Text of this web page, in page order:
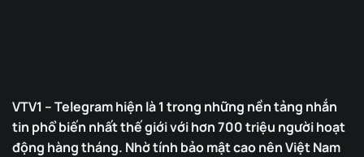
VTV1 – Telegram hiện là 1 trong những nền tảng nhắn
tin phổ biến nhất thế giới với hơn 700 triệu người hoạt
động hàng tháng. Nhờ tính bảo mật cao nên Việt Nam